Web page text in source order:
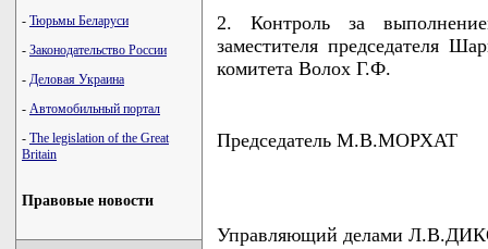
- Тюрьмы Беларуси
- Законодательство России
- Деловая Украина
- Автомобильный портал
- The legislation of the Great
Britain
Правовые новости
2. Контроль за
заместителя председателя
комитета Волох Г.Ф.
Председатель М.В.МОРХАТ
Управляющий делами